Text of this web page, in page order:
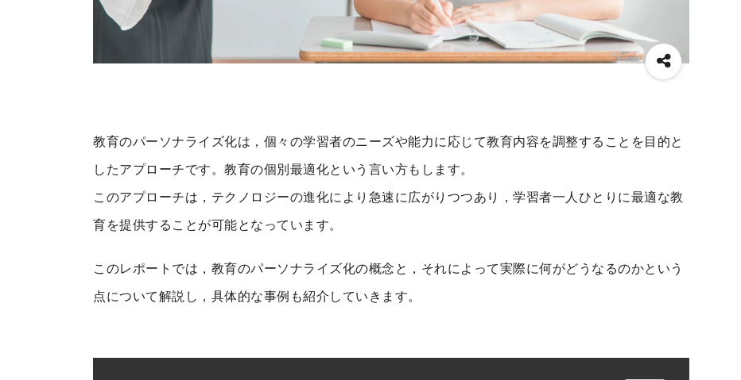
教育のパーソナライズ化は，個々の学習者のニーズや能力に応じて教育内容を調整することを目的と
したアプローチです。教育の個別最適化という言い方もします。
このアプローチは，テクノロジーの進化により急速に広がりつつあり，学習者一人ひとりに最適な教
育を提供することが可能となっています。
このレポートでは，教育のパーソナライズ化の概念と，それによって実際に何がどうなるのかという
点について解説し，具体的な事例も紹介していきます。